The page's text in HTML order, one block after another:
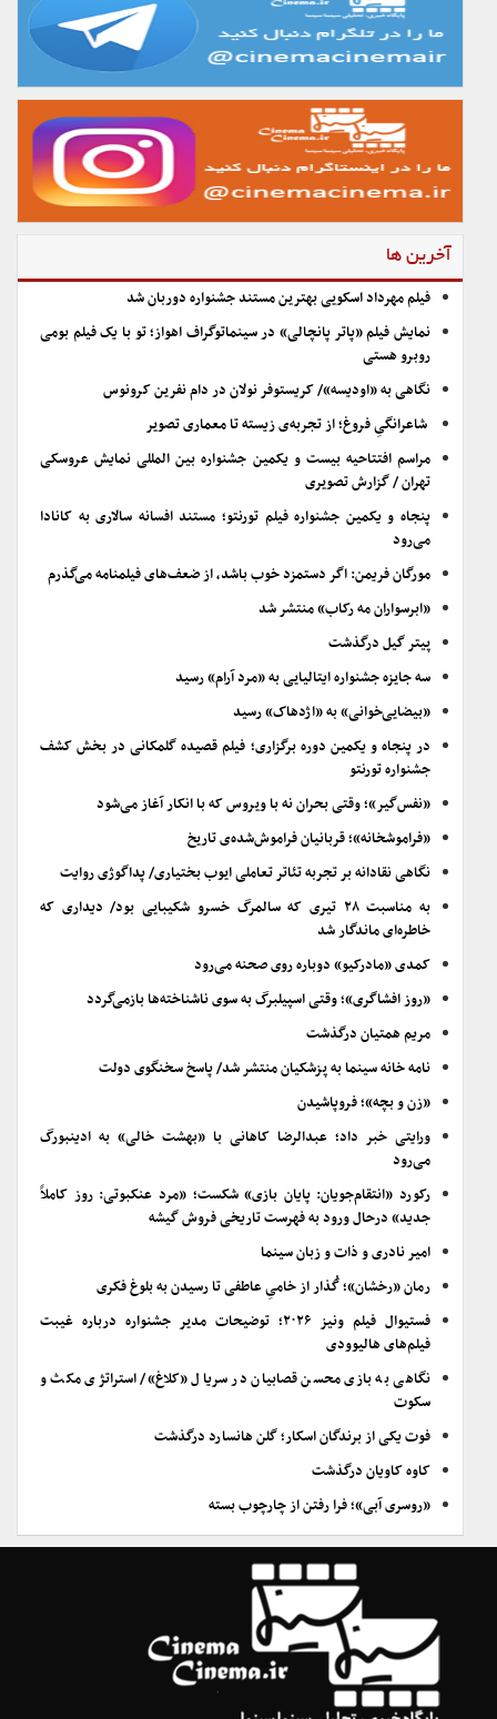
آخرین ها
فیلم مهرداد اسکویی بهترین مستند جشنواره دوربان شد
نمایش فیلم «پاتر پانچالی» در سینماتوگراف اهواز؛ تو با یک فیلم بومی
روبرو هستی
نگاهی به «اودیسه»/ کریستوفر نولان در دام نفرین کرونوس
شاعرانگیِ فروغ؛ از تجربه‌ی زیسته تا معماری تصویر
مراسم افتتاحیه بیست و یکمین جشنواره بین المللی نمایش عروسکی
تهران / گزارش تصویری
پنجاه و یکمین جشنواره فیلم تورنتو؛ مستند افسانه سالاری به کانادا
می‌رود
مورگان فریمن: اگر دستمزد خوب باشد، از ضعف‌های فیلمنامه می‌گذرم
«ابرسواران مه رکاب» منتشر شد
پیتر گیل درگذشت
سه جایزه جشنواره ایتالیایی به «مرد آرام» رسید
«بیضایی‌خوانی» به «اژدهاک» رسید
در پنجاه و یکمین دوره برگزاری؛ فیلم قصیده گلمکانی در بخش کشف
جشنواره تورنتو
«نفس‌گیر»؛ وقتی بحران نه با ویروس که با انکار آغاز می‌شود
«فراموشخانه»؛ قربانیان فراموش‌شده‌ی تاریخ
نگاهی نقادانه بر تجربه تئاتر تعاملی ایوب بختیاری/ پداگوژی روایت
به مناسبت ۲۸ تیری که سالمرگ خسرو شکیبایی بود/ دیداری که
خاطره‌ای ماندگار شد
کمدی «مادرکیو» دوباره روی صحنه می‌رود
«روز افشاگری»؛ وقتی اسپیلبرگ به سوی ناشناخته‌ها بازمی‌گردد
مریم همتیان درگذشت
نامه خانه سینما به پزشکیان منتشر شد/ پاسخ سخنگوی دولت
«زن و بچه»؛ فروپاشیدن
ورایتی خبر داد؛ عبدالرضا کاهانی با «بهشت خالی» به ادینبورگ
می‌رود
رکورد «انتقام‌جویان: پایان بازی» شکست؛ «مرد عنکبوتی: روز کاملاً
جدید» درحال ورود به فهرست تاریخی فروش گیشه
امیر نادری و ذات و زبان سینما
رمان «رخشان»؛ گُذار از خامیِ عاطفی تا رسیدن به بلوغ فکری
فستیوال فیلم ونیز ۲۰۲۶؛ توضیحات مدیر جشنواره درباره غیبت
فیلم‌های هالیوودی
نگاهی به بازی محسن قصابیان در سریال «کلاغ»/ استراتژی مکث و
سکوت
فوت یکی از برندگان اسکار؛ گلن هانسارد درگذشت
کاوه کاویان درگذشت
«روسری آبی»؛ فرا رفتن از چارچوب بسته